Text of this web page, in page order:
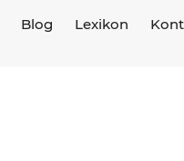
Blog Lexikon